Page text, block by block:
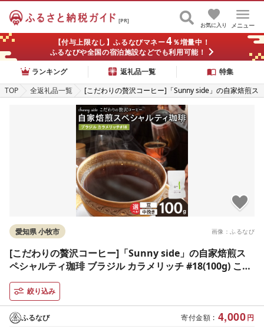
[PR]
メニュー
お気に入り
【付与上限なし】ふるなびマネー4％増量中！
ふるなびや全国の宿泊施設などでも利用可能！
ランキング
返礼品一覧
特集
TOP
全返礼品一覧
[こだわりの贅沢コーヒー]「Sunny side」の自家焙煎ス
ペシャルティ珈琲 ブラジル カラメリッチ #18(100g)
こだわり贅沢コーヒー Sunny side 自家焙煎 スペシャル
ティ珈琲 100g 選べる 豆 粉 厳選 高品質 アラビカ種 コ
ーヒー豆 独特 ご褒美 愛知県 小牧市 送料無料 [137S15]
画像：ふるなび
愛知県 小牧市
[こだわりの贅沢コーヒー]「Sunny side」の自家焙煎ス
ペシャルティ珈琲 ブラジル カラメリッチ #18(100g) こだ
わり贅沢コーヒー Sunny side 自家焙煎 スペシャルティ
珈琲 100g 選べる 豆 粉 厳選 高品質 アラビカ種 コーヒー
豆 独特 ご褒美 愛知県 小牧市 送料無料 [137S15]
絞り込み
寄付金額 : 4,000円
ふるなび